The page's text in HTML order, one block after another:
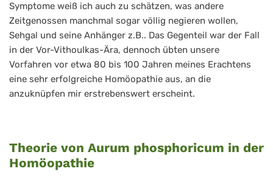
Symptome weiß ich auch zu schätzen, was andere
Zeitgenossen manchmal sogar völlig negieren wollen,
Sehgal und seine Anhänger z.B.. Das Gegenteil war der Fall
in der Vor-Vithoulkas-Ära, dennoch übten unsere
Vorfahren vor etwa 80 bis 100 Jahren meines Erachtens
eine sehr erfolgreiche Homöopathie aus, an die
anzuknüpfen mir erstrebenswert erscheint.
Theorie von Aurum phosphoricum in der
Homöopathie